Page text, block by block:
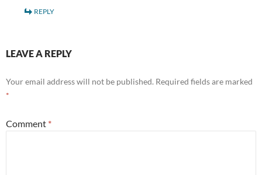
REPLY
LEAVE A REPLY
Your email address will not be published. Required fields are marked
*
Comment *